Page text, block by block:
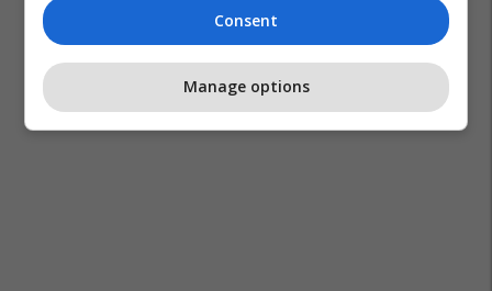
Consent
Manage options